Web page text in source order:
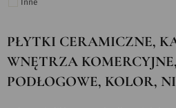
Inne
PŁYTKI CERAMICZNE,
WNĘTRZA
PODŁOGOWE, KOLOR,